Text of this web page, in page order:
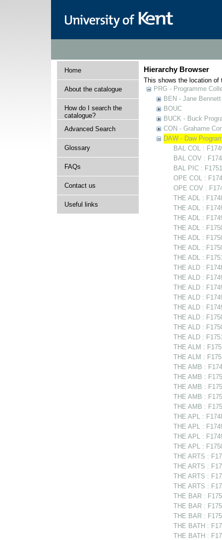
Home
About the catalogue
How do I search the
catalogue?
Advanced Search
Glossary
FAQs
Contact us
Useful links
Hierarchy Browser
This shows the location of
PRG - Programme
BEN - Jane
BOUC
BUCK - Buck
CON - Grahame
DAW - Daw
BAL COL :
BAL COV :
BAL PIC :
OPE COL :
OPE COV :
THE ADL :
THE ADL :
THE ADL :
THE ADL :
THE ADL :
THE ADL :
THE ADL :
THE ALD :
THE ALD :
THE ALD :
THE ALD :
THE ALD :
THE ALD :
THE ALD :
THE ALD :
THE ALM :
THE ALM :
THE AMB :
THE AMB :
THE AMB :
THE AMB :
THE AMB :
THE APL :
THE APL :
THE APL :
THE APL :
THE ARTS :
THE ARTS :
THE ARTS :
THE ARTS :
THE BAR :
THE BAR :
THE BAR :
THE BATH :
THE BATH :